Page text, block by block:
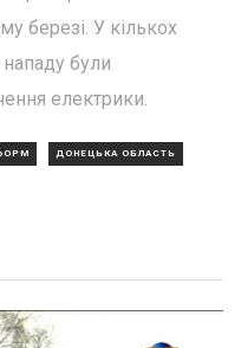
березі. У кількох
нападу були
електрики.
ДОНЕЦЬКА ОБЛАСТЬ